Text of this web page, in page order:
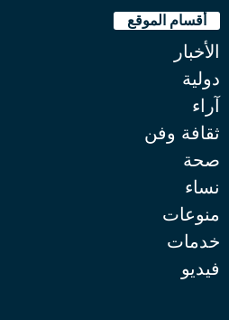
أقسام الموقع
الأخبار
دولية
آراء
ثقافة وفن
صحة
نساء
منوعات
خدمات
فيديو